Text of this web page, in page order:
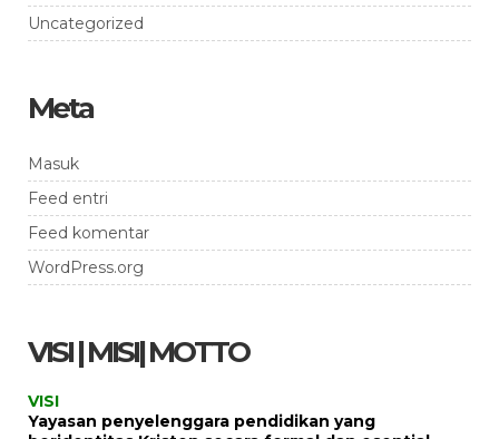
Uncategorized
Meta
Masuk
Feed entri
Feed komentar
WordPress.org
VISI | MISI| MOTTO
VISI
Yayasan penyelenggara pendidikan yang